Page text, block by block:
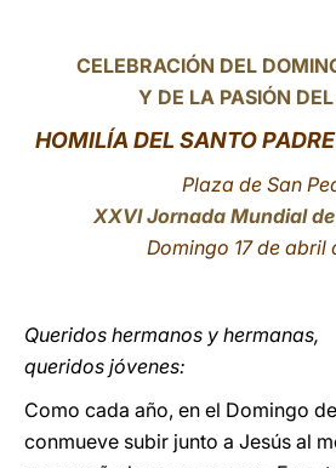
CELEBRACIÓN DEL
Y DE LA PASIÓN
HOMILÍA DEL SANTO
Plaza de San
XXVI Jornada Mundial
Domingo 17 de abril
Queridos hermanos y hermanas,
queridos jóvenes:
Como cada año, en el Domingo
conmueve subir junto a Jesús al